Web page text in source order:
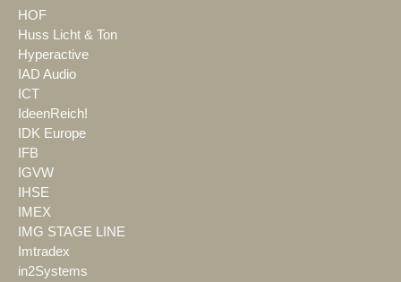
HOF
Huss Licht & Ton
Hyperactive
IAD Audio
ICT
IdeenReich!
IDK Europe
IFB
IGVW
IHSE
IMEX
IMG STAGE LINE
Imtradex
in2Systems